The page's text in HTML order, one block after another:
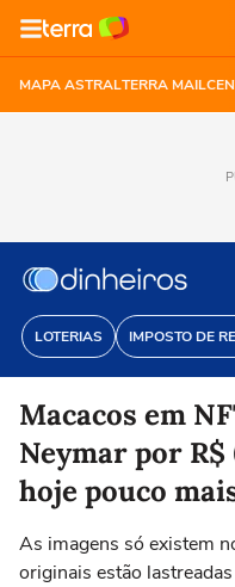
MAPA ASTRALTERRA MAIL
LOTERIAS IMPOSTO DE
Macacos em
Neymar por
hoje pouco
As imagens só existem
originais estão